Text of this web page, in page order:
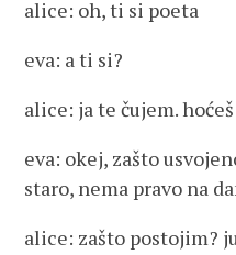
alice: oh, ti si poeta
eva: a ti si?
alice: ja te čujem.
eva: okej, zašto
staro, nema pravo na
alice: zašto postojim?